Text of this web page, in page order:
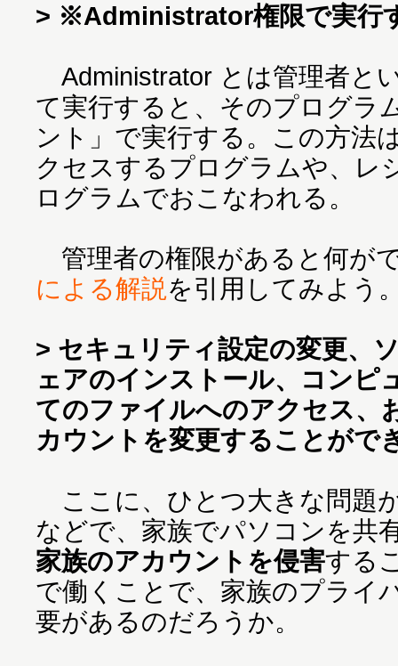
> ※Administrator権限で実行
Administrator とは管理者と
て実行すると、そのプログラ
ント」で実行する。この方法
クセスするプログラムや、レ
ログラムでおこなわれる。
管理者の権限があると何が
による解説を引用してみよう
> セキュリティ設定の変更、
ェアのインストール、コンピ
てのファイルへのアクセス、
カウントを変更することがで
ここに、ひとつ大きな問題
などで、家族でパソコンを共
家族のアカウントを侵害する
で働くことで、家族のプライ
要があるのだろうか。